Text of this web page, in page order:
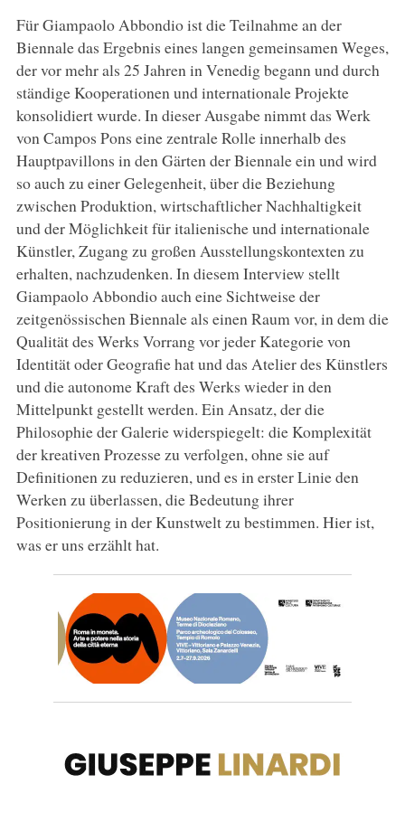
Für Giampaolo Abbondio ist die Teilnahme an der
Biennale das Ergebnis eines langen gemeinsamen Weges,
der vor mehr als 25 Jahren in Venedig begann und durch
ständige Kooperationen und internationale Projekte
konsolidiert wurde. In dieser Ausgabe nimmt das Werk
von Campos Pons eine zentrale Rolle innerhalb des
Hauptpavillons in den Gärten der Biennale ein und wird
so auch zu einer Gelegenheit, über die Beziehung
zwischen Produktion, wirtschaftlicher Nachhaltigkeit
und der Möglichkeit für italienische und internationale
Künstler, Zugang zu großen Ausstellungskontexten zu
erhalten, nachzudenken. In diesem Interview stellt
Giampaolo Abbondio auch eine Sichtweise der
zeitgenössischen Biennale als einen Raum vor, in dem die
Qualität des Werks Vorrang vor jeder Kategorie von
Identität oder Geografie hat und das Atelier des Künstlers
und die autonome Kraft des Werks wieder in den
Mittelpunkt gestellt werden. Ein Ansatz, der die
Philosophie der Galerie widerspiegelt: die Komplexität
der kreativen Prozesse zu verfolgen, ohne sie auf
Definitionen zu reduzieren, und es in erster Linie den
Werken zu überlassen, die Bedeutung ihrer
Positionierung in der Kunstwelt zu bestimmen. Hier ist,
was er uns erzählt hat.